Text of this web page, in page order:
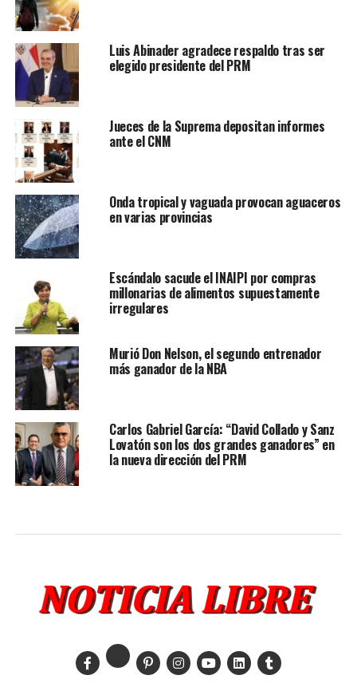
Luis Abinader agradece respaldo tras ser
elegido presidente del PRM
Jueces de la Suprema depositan informes
ante el CNM
Onda tropical y vaguada provocan aguaceros
en varias provincias
Escándalo sacude el INAIPI por compras
millonarias de alimentos supuestamente
irregulares
Murió Don Nelson, el segundo entrenador
más ganador de la NBA
Carlos Gabriel García: “David Collado y Sanz
Lovatón son los dos grandes ganadores” en
la nueva dirección del PRM